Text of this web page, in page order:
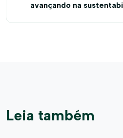
avançando na
Leia também